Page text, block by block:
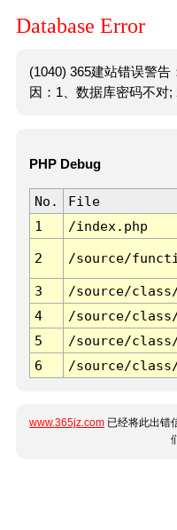
Database Error
(1040) 365建站错误警
因：1、数据库密码不对;
PHP Debug
No. File
1
/index.php
2 /source/
3 /source/
4
/source/
5
/source/
6
/source/
www.365jz.com 已经将此出错